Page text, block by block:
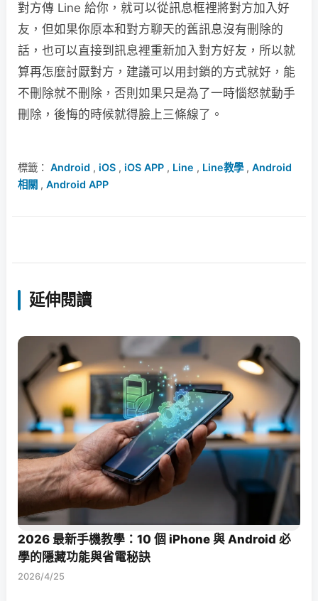
對方傳 Line 給你，就可以從訊息框裡將對方加入好
友，但如果你原本和對方聊天的舊訊息沒有刪除的
話，也可以直接到訊息裡重新加入對方好友，所以就
算再怎麼討厭對方，建議可以用封鎖的方式就好，能
不刪除就不刪除，否則如果只是為了一時惱怒就動手
刪除，後悔的時候就得臉上三條線了。
標籤： Android , iOS , iOS APP , Line , Line教學, Android
相關 , Android APP
延伸閱讀
2026 最新手機教學：10 個 iPhone 與 Android 必
學的隱藏功能與省電秘訣
2026/4/25